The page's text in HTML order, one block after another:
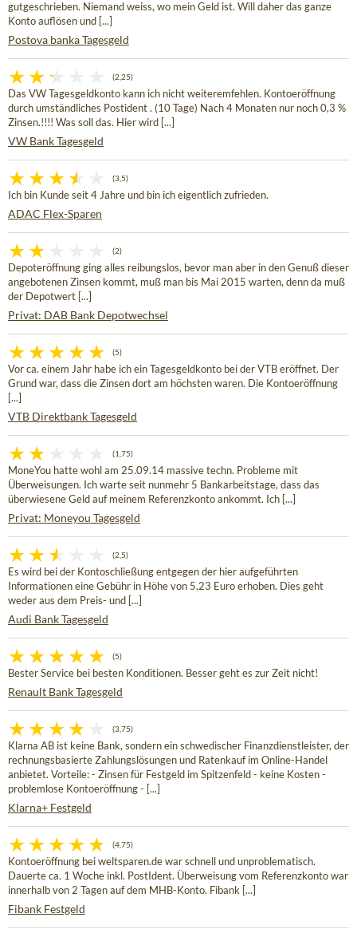
gutgeschrieben. Niemand weiss, wo mein Geld ist. Will daher das ganze
Konto auflösen und [...]
Postova banka Tagesgeld
(2,25)
Das VW Tagesgeldkonto kann ich nicht weiteremfehlen. Kontoeröffnung
durch umständliches Postident . (10 Tage) Nach 4 Monaten nur noch 0,3 %
Zinsen.!!!! Was soll das. Hier wird [...]
VW Bank Tagesgeld
(3,5)
Ich bin Kunde seit 4 Jahre und bin ich eigentlich zufrieden.
ADAC Flex-Sparen
(2)
Depoteröffnung ging alles reibungslos, bevor man aber in den Genuß dieser
angebotenen Zinsen kommt, muß man bis Mai 2015 warten, denn da muß
der Depotwert [...]
Privat: DAB Bank Depotwechsel
(5)
Vor ca. einem Jahr habe ich ein Tagesgeldkonto bei der VTB eröffnet. Der
Grund war, dass die Zinsen dort am höchsten waren. Die Kontoeröffnung
[...]
VTB Direktbank Tagesgeld
(1,75)
MoneYou hatte wohl am 25.09.14 massive techn. Probleme mit
Überweisungen. Ich warte seit nunmehr 5 Bankarbeitstage, dass das
überwiesene Geld auf meinem Referenzkonto ankommt. Ich [...]
Privat: Moneyou Tagesgeld
(2,5)
Es wird bei der Kontoschließung entgegen der hier aufgeführten
Informationen eine Gebühr in Höhe von 5,23 Euro erhoben. Dies geht
weder aus dem Preis- und [...]
Audi Bank Tagesgeld
(5)
Bester Service bei besten Konditionen. Besser geht es zur Zeit nicht!
Renault Bank Tagesgeld
(3,75)
Klarna AB ist keine Bank, sondern ein schwedischer Finanzdienstleister, der
rechnungsbasierte Zahlungslösungen und Ratenkauf im Online-Handel
anbietet. Vorteile: - Zinsen für Festgeld im Spitzenfeld - keine Kosten -
problemlose Kontoeröffnung - [...]
Klarna+ Festgeld
(4,75)
Kontoeröffnung bei weltsparen.de war schnell und unproblematisch.
Dauerte ca. 1 Woche inkl. PostIdent. Überweisung vom Referenzkonto war
innerhalb von 2 Tagen auf dem MHB-Konto. Fibank [...]
Fibank Festgeld